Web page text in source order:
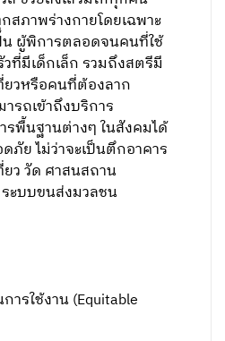
สภาพร่างกายโดยเฉพาะ
ผู้พิการตลอดจนคนที่ใช้
ที่มีเด็กเล็ก รวมถึงสตรีมี
ยวหรือคนที่ต้องลาก
ารถเข้าถึงบริการ
พื้นฐานต่างๆ ในสังคมได้
ภัย ไม่ว่าจะเป็นตึกอาคาร
ว วัด ศาสนสถาน
ะบบขนส่งมวลชน
ารใช้งาน (Equitable